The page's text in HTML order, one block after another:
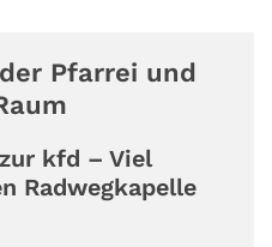
Pfarrei und
kfd – Viel
Radwegkapelle